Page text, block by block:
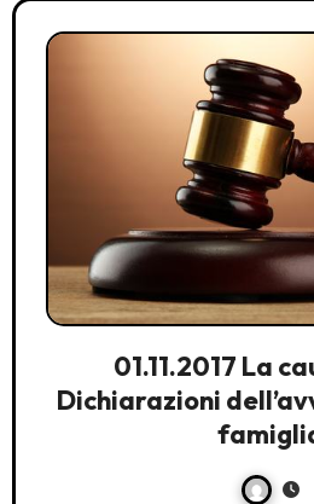
01.11.2017 La
Dichiarazioni